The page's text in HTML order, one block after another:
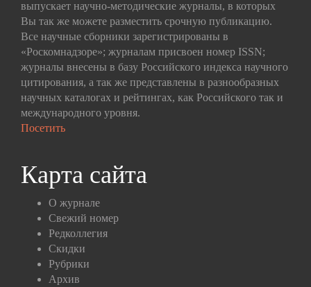
выпускает научно-методические журналы, в которых
Вы так же можете разместить срочную публикацию.
Все научные сборники зарегистрированы в
«Роскомнадзоре»; журналам присвоен номер ISSN;
журналы внесены в базу Российского индекса научного
цитирования, а так же представлены в разнообразных
научных каталогах и рейтингах, как Российского так и
международного уровня.
Посетить
Карта сайта
О журнале
Свежий номер
Редколлегия
Скидки
Рубрики
Архив